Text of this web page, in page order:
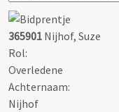
365901 Nijhof, Suze
Rol:
Overledene
Achternaam:
Nijhof